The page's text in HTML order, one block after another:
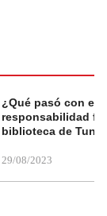
¿Qué pasó con el
responsabilidad
biblioteca de
29/08/2023